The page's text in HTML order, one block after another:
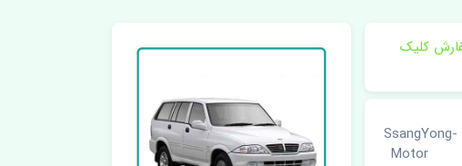
کلیک
سانگ یانگ · SsangYong-
Motor